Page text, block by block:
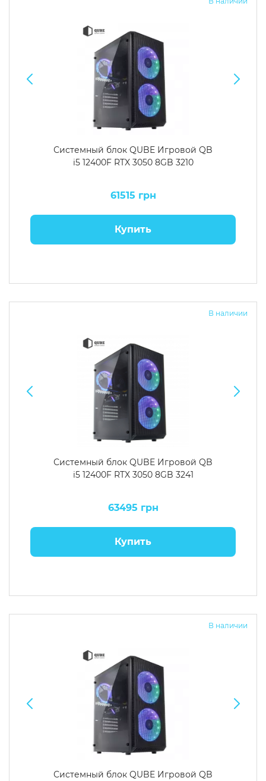
Системный блок QUBE Игровой QB
i5 12400F RTX 3050 8GB 3210
61515 грн
Купить
В наличии
Системный блок QUBE Игровой QB
i5 12400F RTX 3050 8GB 3241
63495 грн
Купить
В наличии
Системный блок QUBE Игровой QB